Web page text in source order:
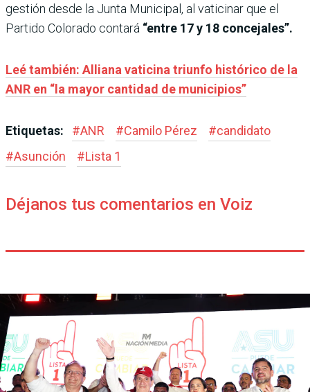
gestión desde la Junta Municipal, al vaticinar que el
Partido Colorado contará “entre 17 y 18 concejales”.
Leé también: Alliana vaticina triunfo histórico de la
ANR en “la mayor cantidad de municipios”
Etiquetas: #ANR #Camilo Pérez #candidato
#Asunción #Lista 1
Déjanos tus comentarios en Voiz